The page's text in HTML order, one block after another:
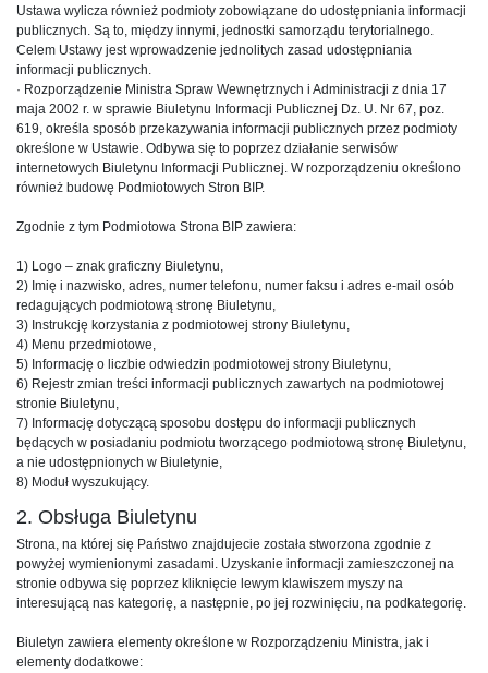
Ustawa wylicza również podmioty zobowiązane do udostępniania informacji
publicznych. Są to, między innymi, jednostki samorządu terytorialnego.
Celem Ustawy jest wprowadzenie jednolitych zasad udostępniania
informacji publicznych.
· Rozporządzenie Ministra Spraw Wewnętrznych i Administracji z dnia 17
maja 2002 r. w sprawie Biuletynu Informacji Publicznej Dz. U. Nr 67, poz.
619, określa sposób przekazywania informacji publicznych przez podmioty
określone w Ustawie. Odbywa się to poprzez działanie serwisów
internetowych Biuletynu Informacji Publicznej. W rozporządzeniu określono
również budowę Podmiotowych Stron BIP.
Zgodnie z tym Podmiotowa Strona BIP zawiera:
1) Logo – znak graficzny Biuletynu,
2) Imię i nazwisko, adres, numer telefonu, numer faksu i adres e-mail osób
redagujących podmiotową stronę Biuletynu,
3) Instrukcję korzystania z podmiotowej strony Biuletynu,
4) Menu przedmiotowe,
5) Informację o liczbie odwiedzin podmiotowej strony Biuletynu,
6) Rejestr zmian treści informacji publicznych zawartych na podmiotowej
stronie Biuletynu,
7) Informację dotyczącą sposobu dostępu do informacji publicznych
będących w posiadaniu podmiotu tworzącego podmiotową stronę Biuletynu,
a nie udostępnionych w Biuletynie,
8) Moduł wyszukujący.
2. Obsługa Biuletynu
Strona, na której się Państwo znajdujecie została stworzona zgodnie z
powyżej wymienionymi zasadami. Uzyskanie informacji zamieszczonej na
stronie odbywa się poprzez kliknięcie lewym klawiszem myszy na
interesującą nas kategorię, a następnie, po jej rozwinięciu, na podkategorię.
Biuletyn zawiera elementy określone w Rozporządzeniu Ministra, jak i
elementy dodatkowe: